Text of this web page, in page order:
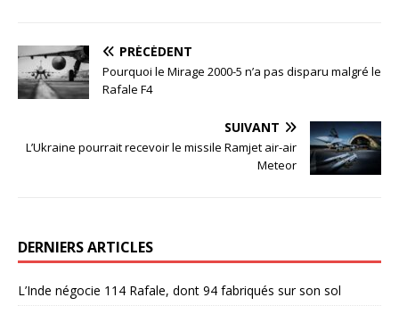
PRÉCÉDENT
Pourquoi le Mirage 2000-5 n’a pas disparu malgré le
Rafale F4
SUIVANT
L’Ukraine pourrait recevoir le missile Ramjet air-air
Meteor
DERNIERS ARTICLES
L’Inde négocie 114 Rafale, dont 94 fabriqués sur son sol